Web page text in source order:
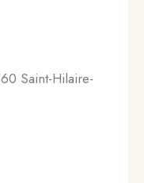
Saint-Hilaire-